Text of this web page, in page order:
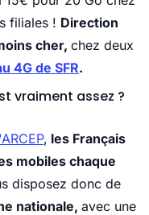
filiales ! Direction
cher, chez deux
4G de SFR.
vraiment assez ?
, les Français
mobiles chaque
disposez donc de
nationale, avec une